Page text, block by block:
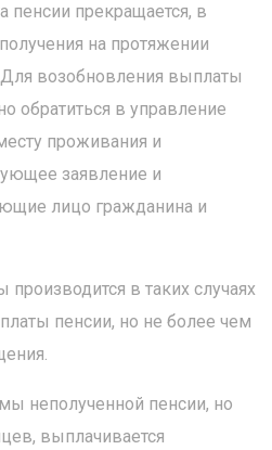
пенсии прекращается, в
на протяжении
возобновления выплаты
обратиться в управление
проживания и
заявление и
лицо гражданина и
в таких случаях
пенсии, но не более чем
неполученной пенсии, но
выплачивается